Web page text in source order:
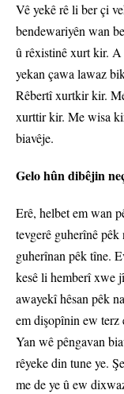
Vê yekê rê li ber çi
bendewariyên wan
û rêxistinê xurt kir.
yekan çawa lawaz
Rêbertî xurtkir kir.
xurttir kir. Me wisa
biavêje.
Gelo hûn dibêjin
Erê, helbet em wan
tevgerê guherînê
guherînan pêk tîne.
kesê li hemberî xwe
awayekî hêsan pêk
em dişopînin ew terz
Yan wê pêngavan
rêyeke din tune ye.
me de ye û ew